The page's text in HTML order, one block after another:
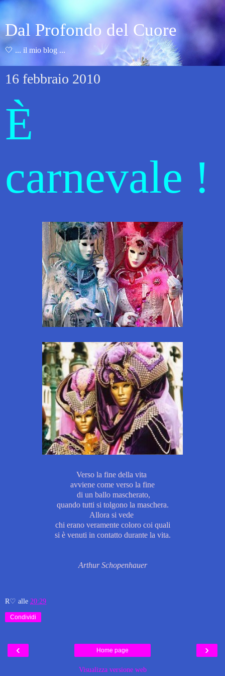
Dal Profondo del Cuore
🤍 ... il mio blog ...
16 febbraio 2010
È
carnevale !
Verso la fine della vita
avviene come verso la fine
di un ballo mascherato,
quando tutti si tolgono la maschera.
Allora si vede
chi erano veramente coloro coi quali
si è venuti in contatto durante la vita.
Arthur Schopenhauer
R♡ alle 20:29
Condividi
‹ ›
Home page
Visualizza versione web